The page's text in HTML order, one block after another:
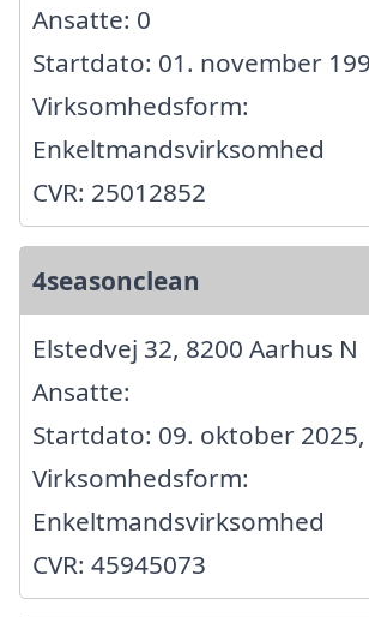
Ansatte: 0
Startdato: 01. november
Virksomhedsform:
Enkeltmandsvirksomhed
CVR: 25012852
4seasonclean
Elstedvej 32, 8200 Aarhus N
Ansatte:
Startdato: 09. oktober 2025,
Virksomhedsform:
Enkeltmandsvirksomhed
CVR: 45945073